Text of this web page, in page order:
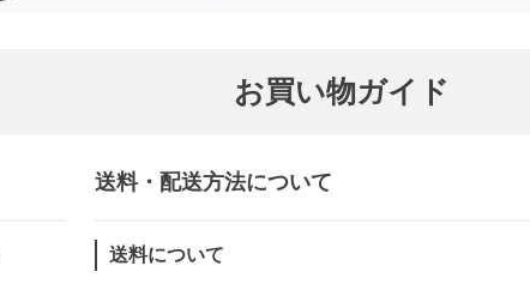
お買い物ガイド
送料・配送方法について​
送料について